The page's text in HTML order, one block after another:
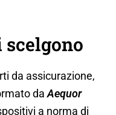
scelgono
da assicurazione,
daAequor
a norma di